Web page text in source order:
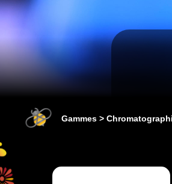
Gammes